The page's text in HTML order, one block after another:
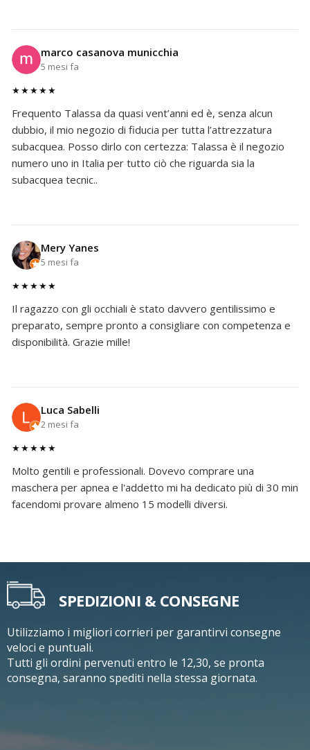
marco casanova municchia
5 mesi fa
★★★★★
Frequento Talassa da quasi vent’anni ed è, senza alcun
dubbio, il mio negozio di fiducia per tutta l’attrezzatura
subacquea. Posso dirlo con certezza: Talassa è il negozio
numero uno in Italia per tutto ciò che riguarda sia la
subacquea tecnic..
Mery Yanes
5 mesi fa
★★★★★
Il ragazzo con gli occhiali è stato davvero gentilissimo e
preparato, sempre pronto a consigliare con competenza e
disponibilità. Grazie mille!
Luca Sabelli
2 mesi fa
★★★★★
Molto gentili e professionali. Dovevo comprare una
maschera per apnea e l'addetto mi ha dedicato più di 30 min
facendomi provare almeno 15 modelli diversi.
SPEDIZIONI & CONSEGNE
Utilizziamo i migliori corrieri per garantirvi consegne
veloci e puntuali.
Tutti gli ordini pervenuti entro le 12,30, se pronta
consegna, saranno spediti nella stessa giornata.